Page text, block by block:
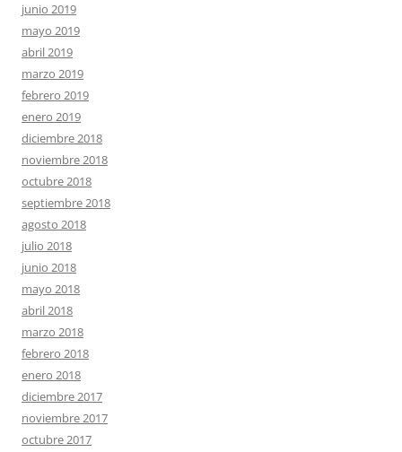
junio 2019
mayo 2019
abril 2019
marzo 2019
febrero 2019
enero 2019
diciembre 2018
noviembre 2018
octubre 2018
septiembre 2018
agosto 2018
julio 2018
junio 2018
mayo 2018
abril 2018
marzo 2018
febrero 2018
enero 2018
diciembre 2017
noviembre 2017
octubre 2017